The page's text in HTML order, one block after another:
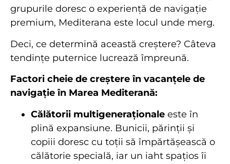
grupurile doresc o experiență de navigație
premium, Mediterana este locul unde merg.
Deci, ce determină această creștere? Câteva
tendințe puternice lucrează împreună.
Factori cheie de creștere în vacanțele de
navigație în Marea Mediterană:
Călătorii multigeneraționale este în
plină expansiune. Bunicii, părinții și
copiii doresc cu toții să împărtășească o
călătorie specială, iar un iaht spațios îi